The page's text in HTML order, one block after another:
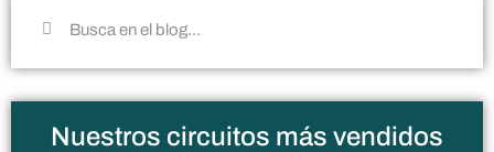
Nuestros circuitos más vendidos